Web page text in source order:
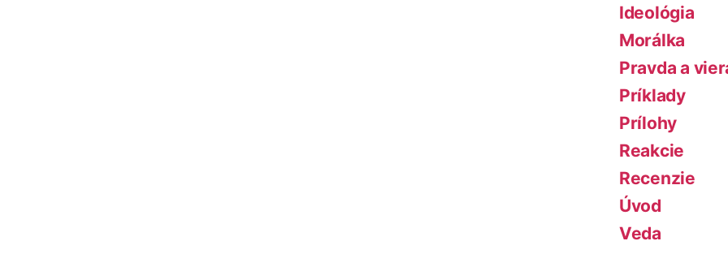
Ideológia
Morálka
Pravda a
Príklady
Prílohy
Reakcie
Recenzie
Úvod
Veda